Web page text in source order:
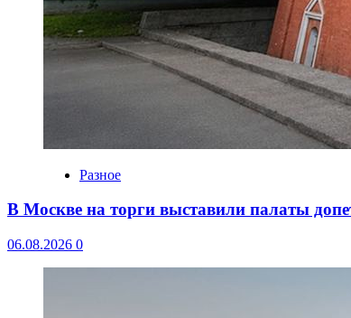
Разное
В Москве на торги выставили палаты
06.08.2026 0